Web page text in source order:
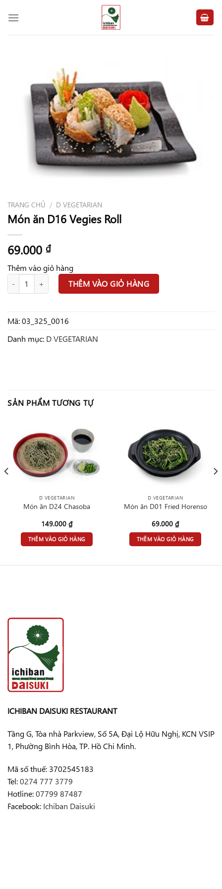
đến
TRANG CHỦ / D VEGETARIAN
Món ăn D16 Vegies Roll
69.000 ₫
Thêm vào giỏ hàng
Món ăn D16 Vegies Roll số lượngTHÊM VÀO GIỎ HÀNG
Mã:03_325_0016
Danh mục: D VEGETARIAN
SẢN PHẨM TƯƠNG TỰ
D VEGETARIAN
Món ăn D24 Chasoba
149.000 ₫
THÊM VÀO GIỎ HÀNG
D VEGETARIAN
Món ăn D01 Fried Horenso
69.000 ₫
THÊM VÀO GIỎ HÀNG
ICHIBAN DAISUKI RESTAURANT
Tầng G, Tòa nhà Parkview, Số 5A, Đại Lộ Hữu Nghị, KCN VSIP
1, Phường Bình Hòa, TP. Hồ Chi Minh.
Mã số thuế: 3702545183
Tel:0274 777 3779
Hotline:07799 87487
Facebook: Ichiban Daisuki